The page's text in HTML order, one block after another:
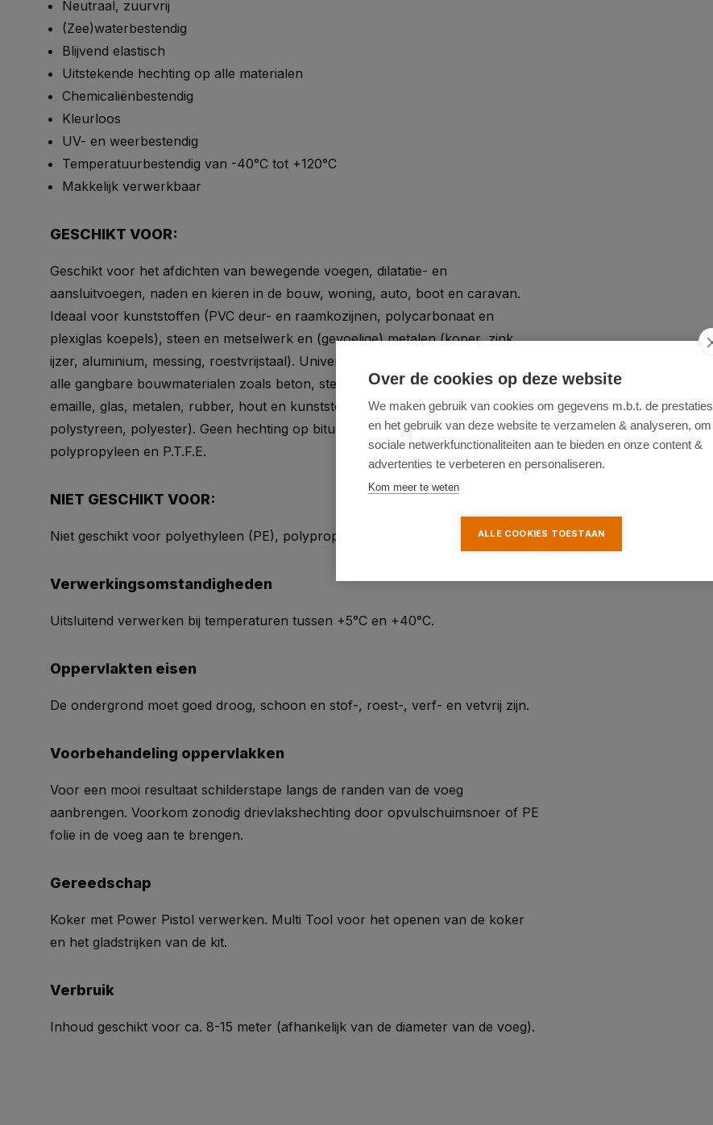
Neutraal, zuurvrij
(Zee)waterbestendig
Blijvend elastisch
Uitstekende hechting op alle materialen
Chemicaliënbestendig
Kleurloos
UV- en weerbestendig
Temperatuurbestendig van -40°C tot +120°C
Makkelijk verwerkbaar
GESCHIKT VOOR:
Geschikt voor het afdichten van bewegende voegen, dilatatie- en
aansluitvoegen, naden en kieren in de bouw, woning, auto, boot en caravan.
Ideaal voor kunststoffen (PVC deur- en raamkozijnen, polycarbonaat en
plexiglas koepels), steen en metselwerk en (gevoelige) metalen (koper, zink,
ijzer, aluminium, messing, roestvrijstaal). Universele hechting zonder primer op
alle gangbare bouwmaterialen zoals beton, steen, natuursteen, keramiek,
emaille, glas, metalen, rubber, hout en kunststoffen (acryl, PVC, ABS,
polystyreen, polyester). Geen hechting op bitumen, polyethyleen,
polypropyleen en P.T.F.E.
NIET GESCHIKT VOOR:
Niet geschikt voor polyethyleen (PE), polypropyleen (PP), PTFE en bitumen.
Verwerkingsomstandigheden
Uitsluitend verwerken bij temperaturen tussen +5°C en +40°C.
Oppervlakten eisen
De ondergrond moet goed droog, schoon en stof-, roest-, verf- en vetvrij zijn.
Voorbehandeling oppervlakken
Voor een mooi resultaat schilderstape langs de randen van de voeg
aanbrengen. Voorkom zonodig drievlakshechting door opvulschuimsnoer of PE
folie in de voeg aan te brengen.
Gereedschap
Koker met Power Pistol verwerken. Multi Tool voor het openen van de koker
en het gladstrijken van de kit.
Verbruik
Inhoud geschikt voor ca. 8-15 meter (afhankelijk van de diameter van de voeg).
Over de cookies op deze website
We maken gebruik van cookies om gegevens m.b.t. de prestaties
en het gebruik van deze website te verzamelen & analyseren, om
sociale netwerkfunctionaliteiten aan te bieden en onze content &
advertenties te verbeteren en personaliseren.
Kom meer te weten
ALLE COOKIES TOESTAAN